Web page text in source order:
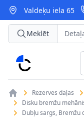
Valdeķu iela 65
CarParts
Meklēt
Rezerves daļas
Disku bremžu
Dubļu sargs, Bremžu